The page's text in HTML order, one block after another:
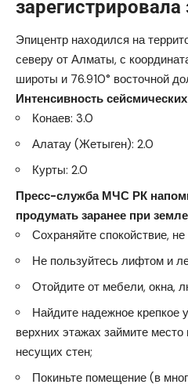
Эпицентр находился на
северу от Алматы, с
широты и 76.910° восточной
Интенсивность
Конаев: 3.0
Алатау (Жетыген): 2.0
Курты: 2.0
Пресс-служба МЧС РК
продумать заранее при
Сохраняйте спокойствие, не
Не пользуйтесь лифтом и
Отойдите от мебели, окна,
Найдите надежное крепкое
верхних этажах займите место
несущих стен;
Покиньте помещение (в